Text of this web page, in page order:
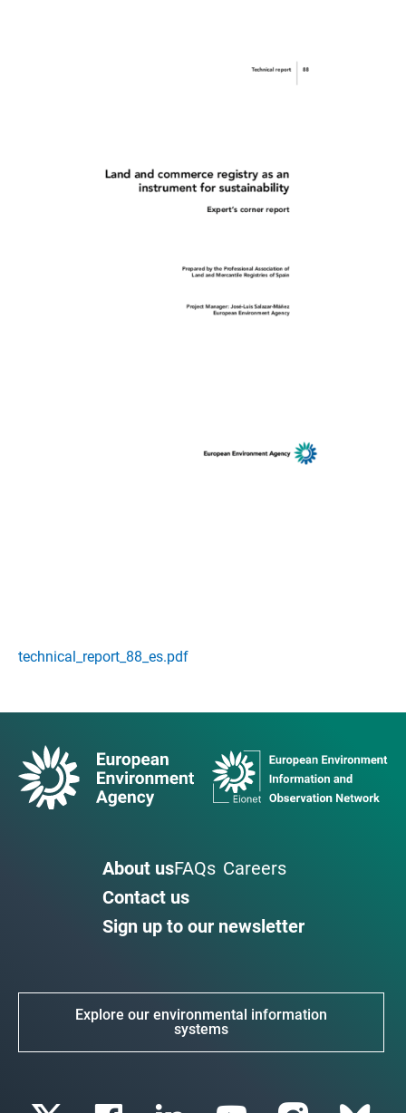
technical_report_88_es.pdf
About usFAQs Careers
Contact us
Sign up to our newsletter
Explore our environmental information
systems